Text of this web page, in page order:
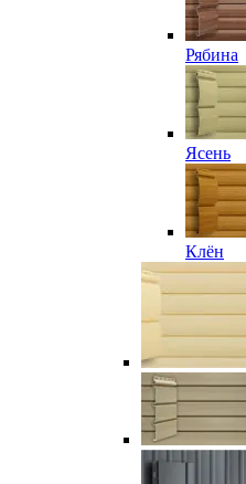
Рябина
Ясень
Клён